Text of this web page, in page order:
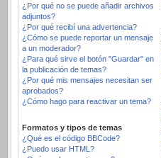
¿Por qué no se puede añadir archivos
adjuntos?
¿Por qué recibí una advertencia?
¿Cómo se puede reportar un mensaje
a un moderador?
¿Para qué sirve el botón "Guardar" en
la publicación de temas?
¿Por qué mis mensajes necesitan ser
aprobados?
¿Cómo hago para reactivar un tema?
Formatos y tipos de temas
¿Qué es el código BBCode?
¿Puedo usar HTML?